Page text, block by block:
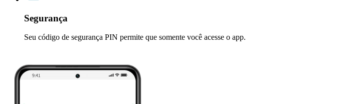
Segurança
Seu código de segurança PIN permite que somente você acesse o app.